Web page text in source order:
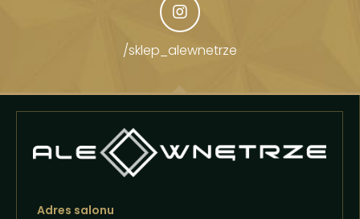
/sklep_alewnetrze
Adres salonu